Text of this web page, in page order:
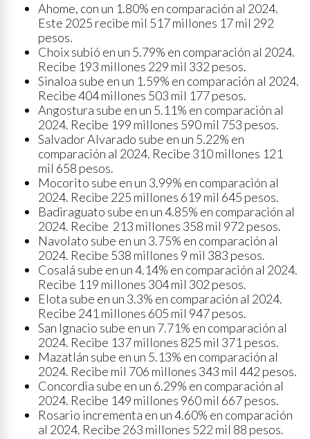
Ahome, con un 1.80% en comparación al 2024.
Este 2025 recibe mil 517 millones 17 mil 292
pesos.
Choix subió en un 5.79% en comparación al 2024.
Recibe 193 millones 229 mil 332 pesos.
Sinaloa sube en un 1.59% en comparación al 2024.
Recibe 404 millones 503 mil 177 pesos.
Angostura sube en un 5.11% en comparación al
2024. Recibe 199 millones 590 mil 753 pesos.
Salvador Alvarado sube en un 5.22% en
comparación al 2024. Recibe 310 millones 121
mil 658 pesos.
Mocorito sube en un 3.99% en comparación al
2024. Recibe 225 millones 619 mil 645 pesos.
Badiraguato sube en un 4.85% en comparación al
2024. Recibe 213 millones 358 mil 972 pesos.
Navolato sube en un 3.75% en comparación al
2024. Recibe 538 millones 9 mil 383 pesos.
Cosalá sube en un 4.14% en comparación al 2024.
Recibe 119 millones 304 mil 302 pesos.
Elota sube en un 3.3% en comparación al 2024.
Recibe 241 millones 605 mil 947 pesos.
San Ignacio sube en un 7.71% en comparación al
2024. Recibe 137 millones 825 mil 371 pesos.
Mazatlán sube en un 5.13% en comparación al
2024. Recibe mil 706 millones 343 mil 442 pesos.
Concordia sube en un 6.29% en comparación al
2024. Recibe 149 millones 960 mil 667 pesos.
Rosario incrementa en un 4.60% en comparación
al 2024. Recibe 263 millones 522 mil 88 pesos.